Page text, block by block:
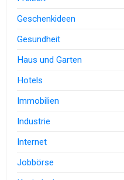
Geschenkideen
Gesundheit
Haus und Garten
Hotels
Immobilien
Industrie
Internet
Jobbörse